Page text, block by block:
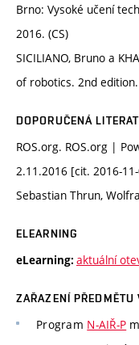
Brno: Vysoké učení
2016. (CS)
SICILIANO, Bruno a
of robotics. 2nd
DOPORUČENÁ
ROS.org. ROS.org |
2.11.2016 [cit. 2016-
Sebastian Thrun,
ELEARNING
eLearning: aktuální
ZAŘAZENÍ
Program N-AIŘ-P